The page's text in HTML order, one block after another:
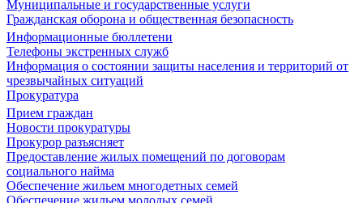
Муниципальные и государственные услуги
Гражданская оборона и общественная безопасность
Информационные бюллетени
Телефоны экстренных служб
Информация о состоянии защиты населения и территорий от
чрезвычайных ситуаций
Прокуратура
Прием граждан
Новости прокуратуры
Прокурор разъясняет
Предоставление жилых помещений по договорам
социального найма
Обеспечение жильем многодетных семей
Обеспечение жильем молодых семей